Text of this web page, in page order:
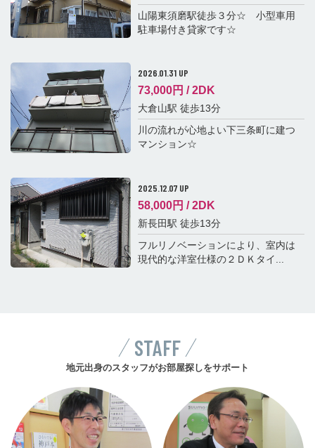
山陽東須磨駅徒歩３分☆ 小型車用
駐車場付き貸家です☆
2026.01.31 UP
73,000円 /2DK
大倉山駅 徒歩13分
川の流れが心地よい下三条町に建つ
マンション☆
2025.12.07 UP
58,000円 /2DK
新長田駅 徒歩13分
フルリノベーションにより、室内は
現代的な洋室仕様の２ＤＫタイ...
STAFF
地元出身のスタッフがお部屋探しをサポート